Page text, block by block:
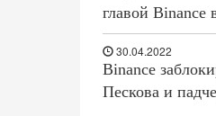
главой Binance
30.04.2022
Binance
Пескова и